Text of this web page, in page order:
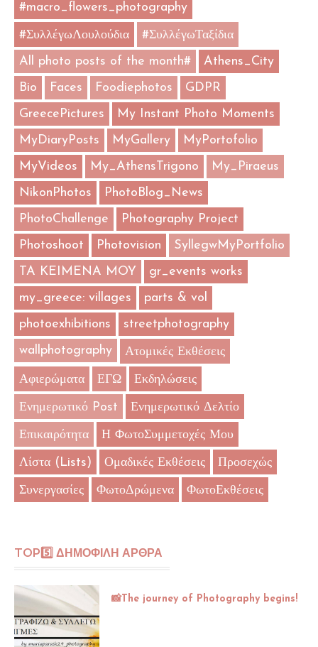
#macro_flowers_photography
#ΣυλλέγωΛουλούδια
#ΣυλλέγωΤαξίδια
All photo posts of the month#
Athens_City
Bio
Faces Foodiephotos
GDPR
GreecePictures
My Instant Photo Moments
MyDiaryPosts
MyGallery
MyPortofolio
MyVideos
My_AthensTrigono
My_Piraeus
NikonPhotos
PhotoBlog_News
PhotoChallenge
Photography Project
Photoshoot
Photovision
SyllegwMyPortfolio
TA KEIMENA MOY
gr_events works
my_greece: villages
parts & vol
photoexhibitions
streetphotography
wallphotography
Ατομικές Εκθέσεις
Αφιερώματα ΕΓΩ Εκδηλώσεις
Ενημερωτικό Post Ενημερωτικό Δελτίο
Επικαιρότητα Η ΦωτοΣυμμετοχές Μου
Λίστα (Lists) Ομαδικές Εκθέσεις Προσεχώς
Συνεργασίες ΦωτοΔρώμενα ΦωτοΕκθέσεις
TOP5️⃣ ΔΗΜΟΦΙΛΗ ΑΡΘΡΑ
📸The journey of Photography begins!